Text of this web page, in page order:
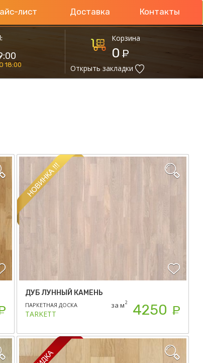
лист Доставка Контакты
18:00
Корзина
0 Р
Открыть закладки
ДУБ ЛУННЫЙ КАМЕНЬ
ПАРКЕТНАЯ ДОСКА
TARKETT
за м2 4250 Р